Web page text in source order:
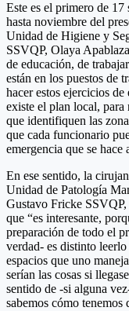
Este es el primero de
hasta noviembre del
Unidad de Higiene y
SSVQP, Olaya
de educación, de
están en los puestos de
hacer estos ejercicios
existe el plan local, para
que identifiquen las
que cada funcionario
emergencia que se
En ese sentido, la
Unidad de Patología
Gustavo Fricke
que “es interesante,
preparación de todo el
verdad- es distinto
espacios que uno
serían las cosas si
sentido de -si alguna
sabemos cómo tenemos